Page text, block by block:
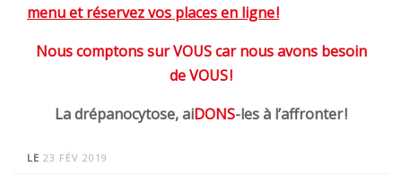
menu et réservez vos places en ligne !
Nous comptons sur VOUS car nous avons besoin
de VOUS !
La drépanocytose, aiDONS-les à l’affronter !
LE 23 FÉV 2019